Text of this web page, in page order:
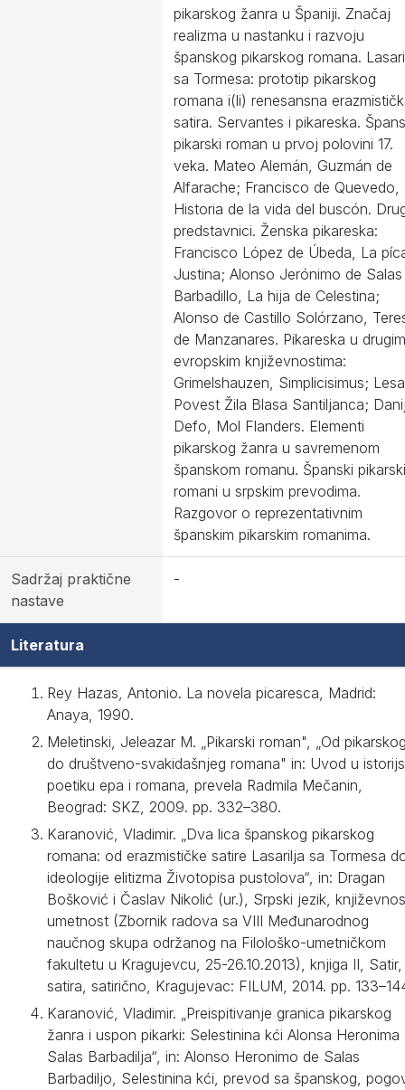
pikarskog žanra u Španiji. Značaj
realizma u nastanku i razvoju
španskog pikarskog romana.
sa Tormesa: prototip pikarskog
romana i(li) renesansna
satira. Servantes i pikareska.
pikarski roman u prvoj polovini 17.
veka. Mateo Alemán, Guzmán de
Alfarache; Francisco de Quevedo,
Historia de la vida del buscón.
predstavnici. Ženska pikareska:
Francisco López de Úbeda, La
Justina; Alonso Jerónimo de Salas
Barbadillo, La hija de Celestina;
Alonso de Castillo Solórzano,
de Manzanares. Pikareska u drugim
evropskim književnostima:
Grimelshauzen, Simplicisimus;
Povest Žila Blasa Santiljanca;
Defo, Mol Flanders. Elementi
pikarskog žanra u savremenom
španskom romanu. Španski pikarski
romani u srpskim prevodima.
Razgovor o reprezentativnim
španskim pikarskim romanima.
Sadržaj praktične
nastave
-
Literatura
Rey Hazas, Antonio. La novela picaresca, Madrid:
Anaya, 1990.
Meletinski, Jeleazar M. „Pikarski roman", „Od
do društveno-svakidašnjeg romana" in: Uvod u
poetiku epa i romana, prevela Radmila Mečanin,
Beograd: SKZ, 2009. pp. 332–380.
Karanović, Vladimir. „Dva lica španskog pikarskog
romana: od erazmističke satire Lasarilja sa Tormesa
ideologije elitizma Životopisa pustolova“, in: Dragan
Bošković i Časlav Nikolić (ur.), Srpski jezik,
umetnost (Zbornik radova sa VIII Međunarodnog
naučnog skupa održanog na Filološko-umetničkom
fakultetu u Kragujevcu, 25-26.10.2013), knjiga II, Satir,
satira, satirično, Kragujevac: FILUM, 2014. pp.
Karanović, Vladimir. „Preispitivanje granica pikarskog
žanra i uspon pikarki: Selestinina kći Alonsa Heronima
Salas Barbadilja“, in: Alonso Heronimo de Salas
Barbadiljo, Selestinina kći, prevod sa španskog,